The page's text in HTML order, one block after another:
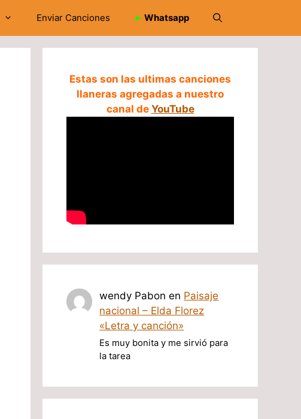
Enviar Canciones ➤ Whatsapp
Estas son las ultimas canciones
llaneras agregadas a nuestro
canal de YouTube
wendy Pabon en Paisaje
nacional – Elda Florez
«Letra y canción»
Es muy bonita y me sirvió para
la tarea